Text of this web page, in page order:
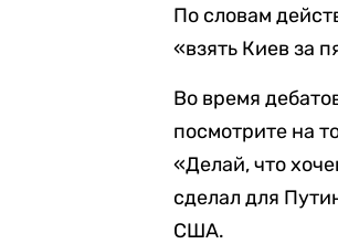
По словам
«взять Киев за
Во время
посмотрите на
«Делай, что
сделал для
США.